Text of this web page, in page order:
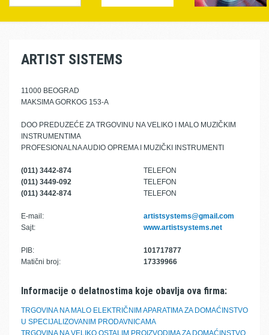
ARTIST SISTEMS
11000 BEOGRAD
MAKSIMA GORKOG 153-A
DOO PREDUZEĆE ZA TRGOVINU NA VELIKO I MALO MUZIČKIM
INSTRUMENTIMA
PROFESIONALNA AUDIO OPREMA I MUZIČKI INSTRUMENTI
(011) 3442-874
TELEFON
(011) 3449-092
TELEFON
(011) 3442-874
TELEFON
E-mail:
artistsystems@gmail.com
Sajt:
www.artistsystems.net
PIB:
101717877
Matični broj:
17339966
Informacije o delatnostima koje obavlja ova firma:
TRGOVINA NA MALO ELEKTRIČNIM APARATIMA ZA DOMAĆINSTVO
U SPECIJALIZOVANIM PRODAVNICAMA
TRGOVINA NA VELIKO OSTALIM PROIZVODIMA ZA DOMAĆINSTVO